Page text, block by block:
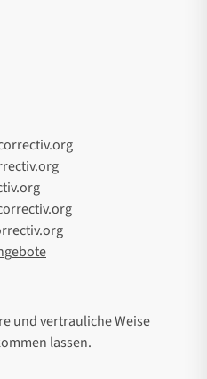
und vertrauliche Weise
lassen.